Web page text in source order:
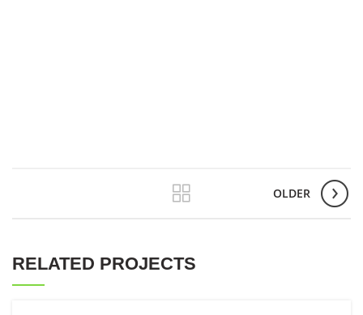
OLDER
RELATED PROJECTS